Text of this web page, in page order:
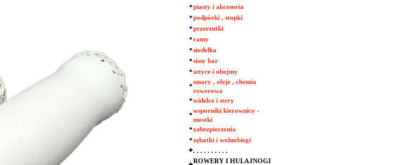
piasty i akcesoria
podpórki , stopki
przerzutki
ramy
siodełka
sissy bar
sztyce i obejmy
smary , oleje , chemia
rowerowa
widelce i stery
wsporniki kierownicy -
mostki
zabezpieczenia
zębatki i wolnobiegi
. . . . . . . . . .
ROWERY I HULAJNOGI